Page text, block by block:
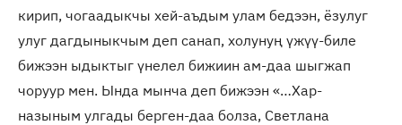
кирип, чогаадыкчы хей-аъдым улам бедээн, ёзулуг
улуг дагдыныкчым деп санап, холунуң үжүү-биле
бижээн ыдыктыг үнелел бижиин ам-даа шыгжап
чоруур мен. Ында мынча деп бижээн «…Хар-
назыным улгады берген-даа болза, Светлана